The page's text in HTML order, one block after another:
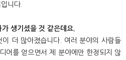
니다.
생기셨을 것 같은데요.
더 많아졌습니다. 여러 분야의 사람들
어를 얻으면서 제 분야에만 한정되지 않